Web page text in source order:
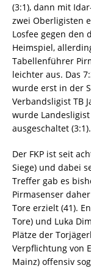
(3:1), dann mit
zwei Oberligisten
Losfee gegen
Heimspiel,
Tabellenführer
leichter aus. Das
wurde erst in der
Verbandsligist TB
wurde
ausgeschaltet (3:1).
Der FKP ist seit
Siege) und dabei
Treffer gab es
Pirmasenser
Tore erzielt (41).
Tore) und Luka
Plätze der
Verpflichtung von
Mainz) offensiv